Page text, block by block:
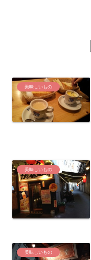
美味しいもの
美味しいもの
美味しいもの